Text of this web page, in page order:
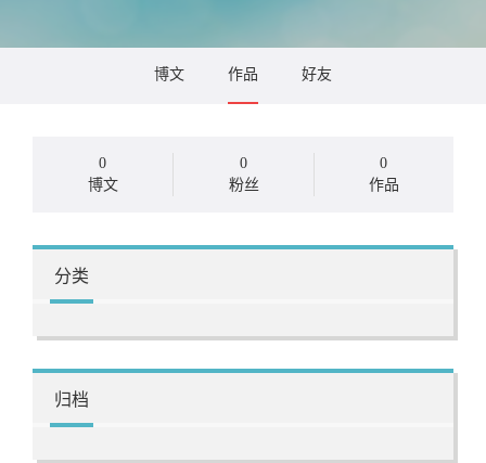
博文 作品 好友
0
博文
0
粉丝
0
作品
分类
归档